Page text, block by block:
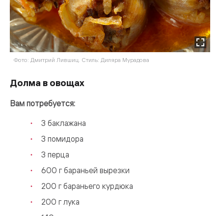
Фото: Дмитрий Лившиц. Стиль: Диляра Мурадова
Долма в овощах
Вам потребуется:
3 баклажана
3 помидора
3 перца
600 г бараньей вырезки
200 г бараньего курдюка
200 г лука